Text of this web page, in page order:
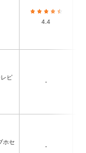
4.4
-
-